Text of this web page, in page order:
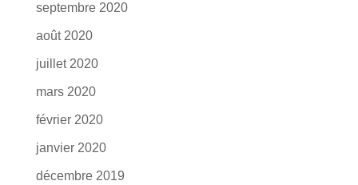
septembre 2020
août 2020
juillet 2020
mars 2020
février 2020
janvier 2020
décembre 2019